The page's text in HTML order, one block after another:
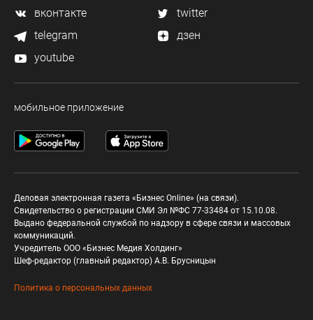
вконтакте
twitter
telegram
дзен
youtube
мобильное приложение
Деловая электронная газета «Бизнес Online» (на связи).
Свидетельство о регистрации СМИ Эл №ФС 77-33484 от 15.10.08.
Выдано федеральной службой по надзору в сфере связи и массовых
коммуникаций.
Учредитель ООО «Бизнес Медия Холдинг»
Шеф-редактор (главный редактор) А.В. Брусницын
Политика о персональных данных